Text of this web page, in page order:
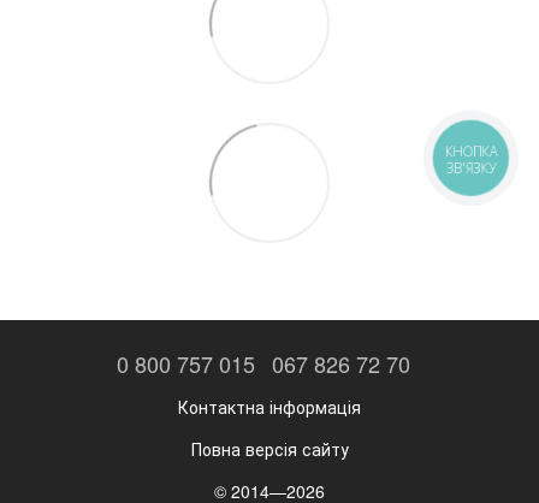
0 800 757 015 067 826 72 70
Контактна інформація
Повна версія сайту
© 2014—2026
КНОПКА
ЗВ'ЯЗКУ